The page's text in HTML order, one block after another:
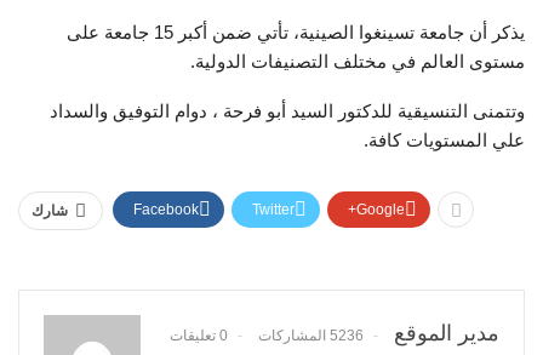
يذكر أن جامعة تسينغوا الصينية، تأتي ضمن أكبر 15 جامعة على
مستوى العالم في مختلف التصنيفات الدولية.
وتتمنى التنسيقية للدكتور السيد أبو فرحة ، دوام التوفيق والسداد
علي المستويات كافة.
شارك Facebook Twitter Google+
مدير الموقع 5236 المشاركات 0 تعليقات